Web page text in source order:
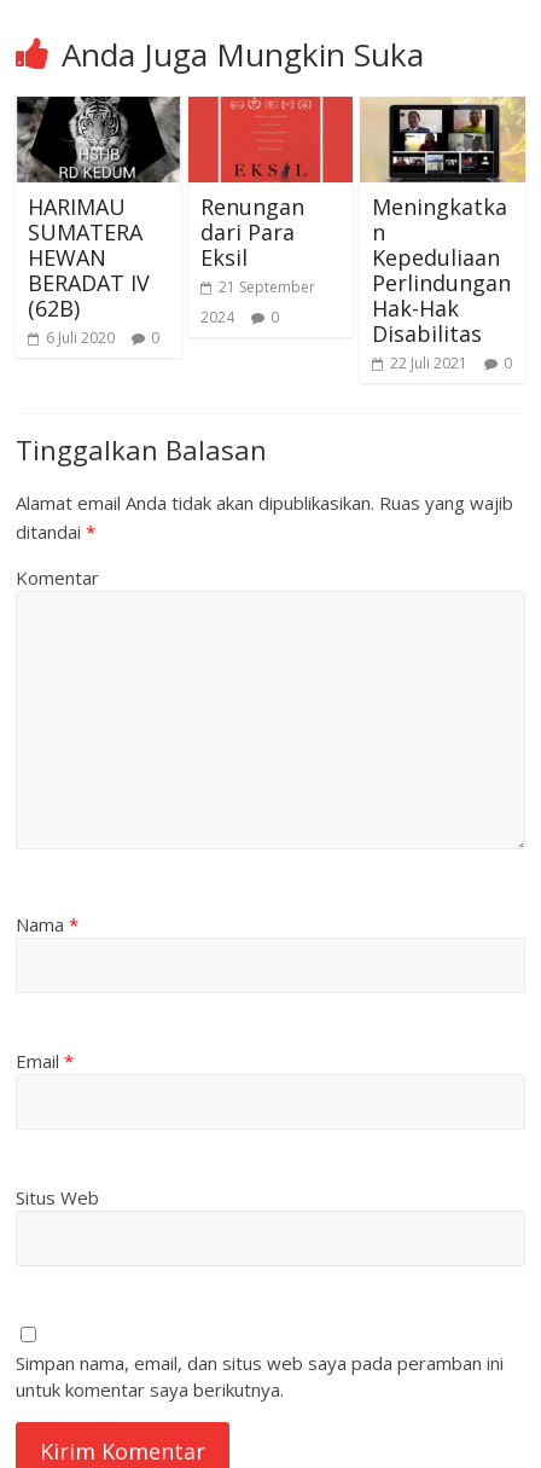
Anda Juga Mungkin Suka
HARIMAU
SUMATERA
HEWAN
BERADAT IV
(62B)
6 Juli 2020 0
Renungan
dari Para
Eksil
21 September
2024
0
Meningkatka
n
Kepeduliaan
Perlindungan
Hak-Hak
Disabilitas
22 Juli 2021 0
Tinggalkan Balasan
Alamat email Anda tidak akan dipublikasikan. Ruas yang wajib
ditandai*
Komentar
Nama*
Email*
Situs Web
Simpan nama, email, dan situs web saya pada peramban ini
untuk komentar saya berikutnya.